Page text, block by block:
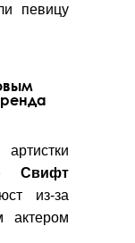
певицу
Свифт
из-за
актером